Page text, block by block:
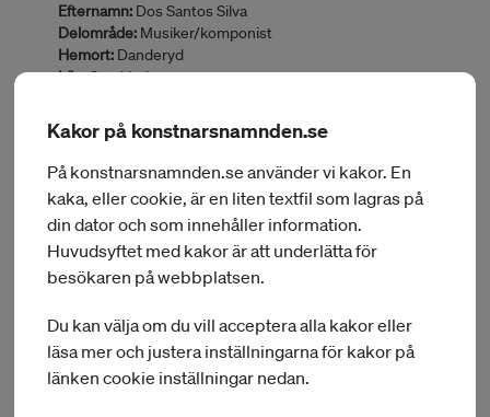
Efternamn: Dos Santos Silva
Delområde: Musiker/komponist
Hemort: Danderyd
Län:Stockholm
Land:
Arbetsvistelse i Portugal mar
Inbjudande part:Musibéria och Ermo do Caos
BEVILJAT BELOPP:
5 000 kr
Ärendenr:KN 2020/19
Efternamn:Dunsö
Delområde:Musiker/komponist
Hemort:Malmö
Kakor på konstnarsnamnden.se
På konstnarsnamnden.se använder vi kakor. En
kaka, eller cookie, är en liten textfil som lagras på
din dator och som innehåller information.
Huvudsyftet med kakor är att underlätta för
besökaren på webbplatsen.
Du kan välja om du vill acceptera alla kakor eller
läsa mer och justera inställningarna för kakor på
länken cookie inställningar nedan.